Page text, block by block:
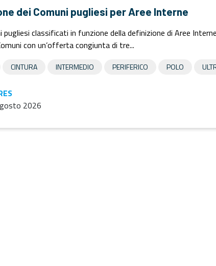
dei Comuni pugliesi per Aree Interne
pugliesi classificati in funzione della definizione di Aree
con un’offerta congiunta di tre...
CINTURA INTERMEDIO PERIFERICO POLO
2026